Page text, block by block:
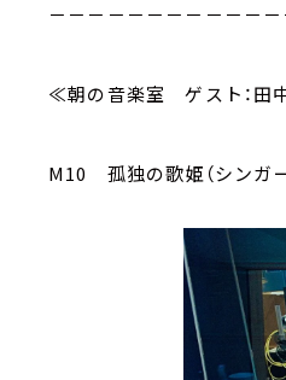
－－－－－－－－－－－
≪朝の音楽室 ゲスト：田
M10 孤独の歌姫（シン